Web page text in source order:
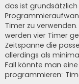
das ist
Timer zu
werden vier Timer
Zeitspanne die
allerdings als
Fall könnte man
programmieren: